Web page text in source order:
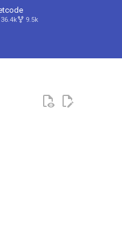
36.4k 9.5k